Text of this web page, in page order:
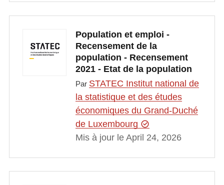
Population et emploi -
Recensement de la
population - Recensement
2021 - Etat de la population
Par STATEC Institut national de
la statistique et des études
économiques du Grand-Duché
de Luxembourg
Mis à jour le April 24, 2026